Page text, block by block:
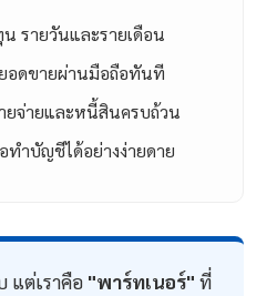
รายวันและรายเดือน
อดขายผ่านมือถือทันที
ยจ่ายและหนี้สินครบถ้วน
ทำบัญชีได้อย่างง่ายดาย
แต่เราคือ "พาร์ทเนอร์" ที่